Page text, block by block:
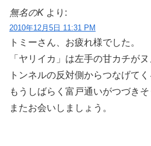
無名のK より:
2010年12月5日 11:31 PM
トミーさん、お疲れ様でした。
「ヤリイカ」は左手の甘カチがヌ
トンネルの反対側からつなげて
もうしばらく富戸通いがつづきそ
またお会いしましょう。